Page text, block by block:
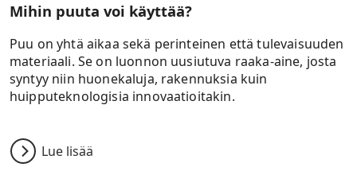
Mihin puuta voi käyttää?
Puu on yhtä aikaa sekä perinteinen että tulevaisuuden
materiaali. Se on luonnon uusiutuva raaka-aine, josta
syntyy niin huonekaluja, rakennuksia kuin
huipputeknologisia innovaatioitakin.
Lue lisää